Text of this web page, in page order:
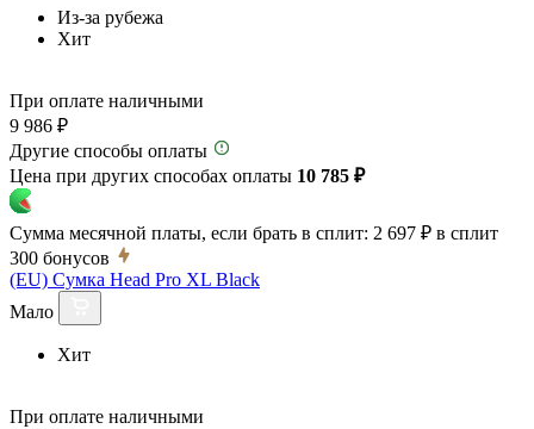
Из-за рубежа
Хит
При оплате наличными
9 986 ₽
Другие способы оплаты
Цена при других способах оплаты 10 785 ₽
Сумма месячной платы, если брать в сплит: 2 697 ₽ в сплит
300 бонусов
(EU) Сумка Head Pro XL Black
Мало
Хит
При оплате наличными